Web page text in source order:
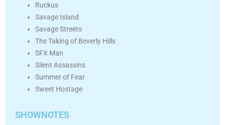
Ruckus
Savage Island
Savage Streets
The Taking of Beverly Hills
SFX Man
Silent Assassins
Summer of Fear
Sweet Hostage
SHOWNOTES